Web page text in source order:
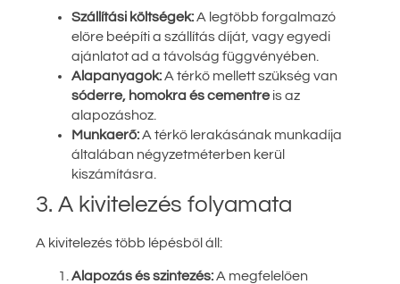
Szállítási költségek:A legtöbb forgalmazó
előre beépíti a szállítás díját, vagy egyedi
ajánlatot ad a távolság függvényében.
Alapanyagok:A térkő mellett szükség van
sóderre, homokra és cementreis az
alapozáshoz.
Munkaerő:A térkő lerakásának munkadíja
általában négyzetméterben kerül
kiszámításra.
3. A kivitelezés folyamata
A kivitelezés több lépésből áll:
Alapozás és szintezés:A megfelelően